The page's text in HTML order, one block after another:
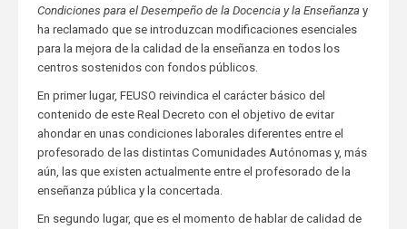
Condiciones para el Desempeño de la Docencia y la Enseñanza y
ha reclamado que se introduzcan modificaciones esenciales
para la mejora de la calidad de la enseñanza en todos los
centros sostenidos con fondos públicos.
En primer lugar, FEUSO reivindica el carácter básico del
contenido de este Real Decreto con el objetivo de evitar
ahondar en unas condiciones laborales diferentes entre el
profesorado de las distintas Comunidades Autónomas y, más
aún, las que existen actualmente entre el profesorado de la
enseñanza pública y la concertada.
En segundo lugar, que es el momento de hablar de calidad de